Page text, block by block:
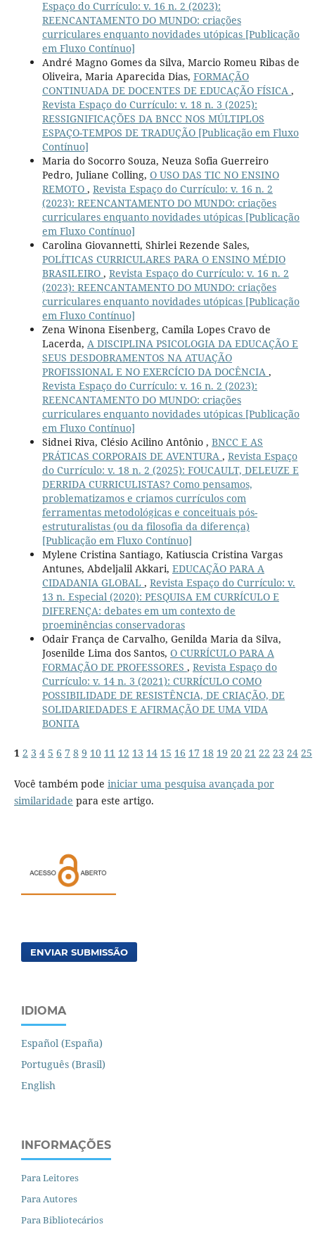
Espaço do Currículo: v. 16 n. 2 (2023):
REENCANTAMENTO DO MUNDO: criações
curriculares enquanto novidades utópicas [Publicação
em Fluxo Contínuo]
André Magno Gomes da Silva, Marcio Romeu Ribas de
Oliveira, Maria Aparecida Dias, FORMAÇÃO
CONTINUADA DE DOCENTES DE EDUCAÇÃO FÍSICA ,
Revista Espaço do Currículo: v. 18 n. 3 (2025):
RESSIGNIFICAÇÕES DA BNCC NOS MÚLTIPLOS
ESPAÇO-TEMPOS DE TRADUÇÃO [Publicação em Fluxo
Contínuo]
Maria do Socorro Souza, Neuza Sofia Guerreiro
Pedro, Juliane Colling, O USO DAS TIC NO ENSINO
REMOTO , Revista Espaço do Currículo: v. 16 n. 2
(2023): REENCANTAMENTO DO MUNDO: criações
curriculares enquanto novidades utópicas [Publicação
em Fluxo Contínuo]
Carolina Giovannetti, Shirlei Rezende Sales,
POLÍTICAS CURRICULARES PARA O ENSINO MÉDIO
BRASILEIRO , Revista Espaço do Currículo: v. 16 n. 2
(2023): REENCANTAMENTO DO MUNDO: criações
curriculares enquanto novidades utópicas [Publicação
em Fluxo Contínuo]
Zena Winona Eisenberg, Camila Lopes Cravo de
Lacerda, A DISCIPLINA PSICOLOGIA DA EDUCAÇÃO E
SEUS DESDOBRAMENTOS NA ATUAÇÃO
PROFISSIONAL E NO EXERCÍCIO DA DOCÊNCIA ,
Revista Espaço do Currículo: v. 16 n. 2 (2023):
REENCANTAMENTO DO MUNDO: criações
curriculares enquanto novidades utópicas [Publicação
em Fluxo Contínuo]
Sidnei Riva, Clésio Acilino Antônio , BNCC E AS
PRÁTICAS CORPORAIS DE AVENTURA , Revista Espaço
do Currículo: v. 18 n. 2 (2025): FOUCAULT, DELEUZE E
DERRIDA CURRICULISTAS? Como pensamos,
problematizamos e criamos currículos com
ferramentas metodológicas e conceituais pós-
estruturalistas (ou da filosofia da diferença)
[Publicação em Fluxo Contínuo]
Mylene Cristina Santiago, Katiuscia Cristina Vargas
Antunes, Abdeljalil Akkari, EDUCAÇÃO PARA A
CIDADANIA GLOBAL , Revista Espaço do Currículo: v.
13 n. Especial (2020): PESQUISA EM CURRÍCULO E
DIFERENÇA: debates em um contexto de
proeminências conservadoras
Odair França de Carvalho, Genilda Maria da Silva,
Josenilde Lima dos Santos, O CURRÍCULO PARA A
FORMAÇÃO DE PROFESSORES , Revista Espaço do
Currículo: v. 14 n. 3 (2021): CURRÍCULO COMO
POSSIBILIDADE DE RESISTÊNCIA, DE CRIAÇÃO, DE
SOLIDARIEDADES E AFIRMAÇÃO DE UMA VIDA
BONITA
1 2 3 4 5 6 7 8 9 10 11 12 13 14 15 16 17 18 19 20 21 22 23 24 25
Você também pode iniciar uma pesquisa avançada por
similaridade para este artigo.
ENVIAR SUBMISSÃO
IDIOMA
Español (España)
Português (Brasil)
English
INFORMAÇÕES
Para Leitores
Para Autores
Para Bibliotecários